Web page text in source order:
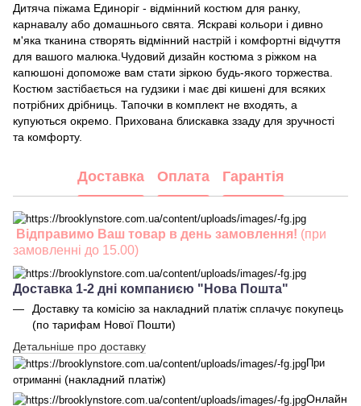
Дитяча піжама Единоріг - відмінний костюм для ранку,
карнавалу або домашнього свята. Яскраві кольори і дивно
м'яка тканина створять відмінний настрій і комфортні відчуття
для вашого малюка.Чудовий дизайн костюма з ріжком на
капюшоні допоможе вам стати зіркою будь-якого торжества.
Костюм застібається на гудзики і має дві кишені для всяких
потрібних дрібниць. Тапочки в комплект не входять, а
купуються окремо. Прихована блискавка ззаду для зручності
та комфорту.
Доставка Оплата Гарантія
Відправимо Ваш товар в день замовлення! (при
замовленні до 15.00)
Доставка 1-2 дні компаниєю "Нова Пошта"
Доставку та комісію за накладний платіж сплачує покупець
(по тарифам Нової Пошти)
Детальніше про доставку
При
отриманні (накладний платіж)
Онлайн